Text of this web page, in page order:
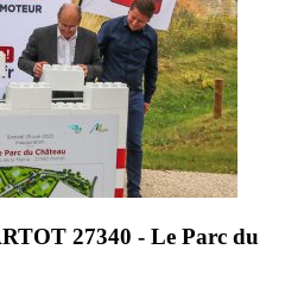
27340 - Le Parc du